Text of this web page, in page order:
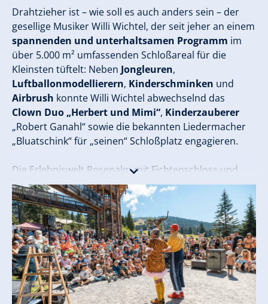
Drahtzieher ist – wie soll es auch anders sein – der
gesellige Musiker Willi Wichtel, der seit jeher an einem
spannenden und unterhaltsamen Programm im
über 5.000 m² umfassenden Schloßareal für die
Kleinsten tüftelt: Neben Jongleuren,
Luftballonmodellierern, Kinderschminken und
Airbrush konnte Willi Wichtel abwechselnd das
Clown Duo „Herbert und Mimi“, Kinderzauberer
„Robert Ganahl“ sowie die bekannten Liedermacher
„Bluatschink“ für „seinen“ Schloßplatz engagieren.
Die Erlebniswelt Rosenalm mit Fichtenschloss und
Fichtensee ist mit der Rosenalmbahn in Zell am Ziller
zu erreichen. Der Eintritt ins Schloßareal wie die
Attraktionen sind kostenfrei.
https://www.zillertalarena.com/sommer/events/
fichtenschloss/